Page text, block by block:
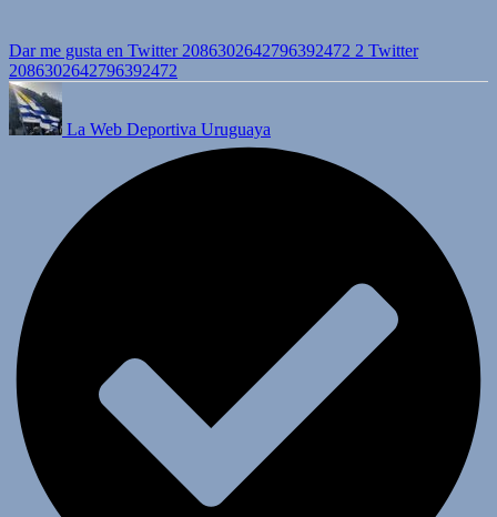
Dar me gusta en Twitter 2086302642796392472 2 Twitter
2086302642796392472
La Web Deportiva Uruguaya